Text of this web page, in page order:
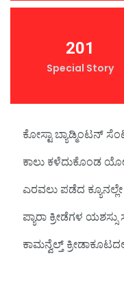
201
Special Story
ಕೋಸ್ಟಾ ಬ್ಯಾಡ್ಮಿಂಟನ್‌
ಕಾಲು ಕಳೆದುಕೊಂಡ
ಎರವಲು ಪಡೆದ ಕ್ಯೂನಲ್ಲೇ
ಪ್ಯಾರಾ ಕ್ರೀಡೆಗಳ
ಕಾಮನ್ವೆಲ್ತ್‌